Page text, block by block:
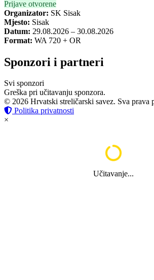
Prijave otvorene
Organizator: SK Sisak
Mjesto: Sisak
Datum: 29.08.2026 – 30.08.2026
Format: WA 720 + OR
Sponzori i partneri
Svi sponzori
Greška pri učitavanju sponzora.
© 2026 Hrvatski streličarski savez. Sva prava
Politika privatnosti
×
Učitavanje...